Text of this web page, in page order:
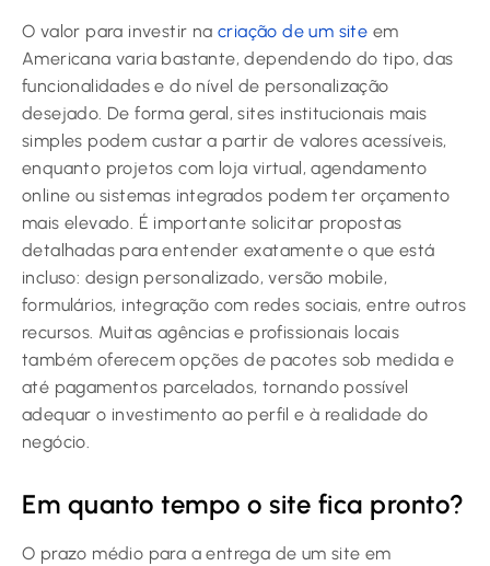
O valor para investir na criação de um site em
Americana varia bastante, dependendo do tipo, das
funcionalidades e do nível de personalização
desejado. De forma geral, sites institucionais mais
simples podem custar a partir de valores acessíveis,
enquanto projetos com loja virtual, agendamento
online ou sistemas integrados podem ter orçamento
mais elevado. É importante solicitar propostas
detalhadas para entender exatamente o que está
incluso: design personalizado, versão mobile,
formulários, integração com redes sociais, entre outros
recursos. Muitas agências e profissionais locais
também oferecem opções de pacotes sob medida e
até pagamentos parcelados, tornando possível
adequar o investimento ao perfil e à realidade do
negócio.
Em quanto tempo o site fica pronto?
O prazo médio para a entrega de um site em